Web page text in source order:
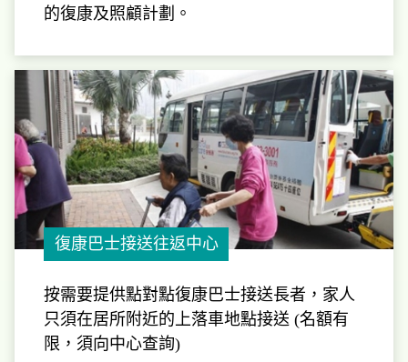
的復康及照顧計劃。
復康巴士接送往返中心
按需要提供點對點復康巴士接送長者，家人
只須在居所附近的上落車地點接送 (名額有
限，須向中心查詢)